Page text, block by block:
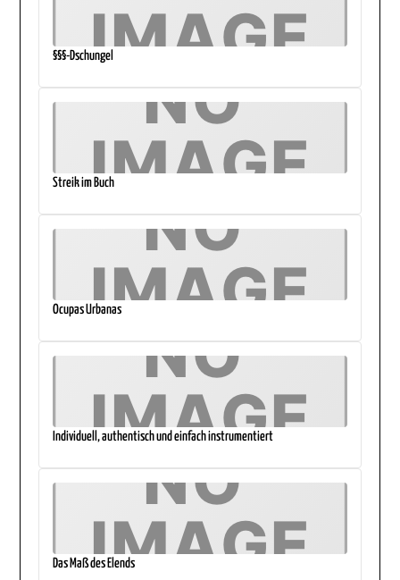
§§§-Dschungel
Streik im Buch
Ocupas Urbanas
Individuell, authentisch und einfach instrumentiert
Das Maß des Elends